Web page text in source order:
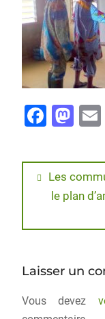
F
c
e
b
o
k
M
st
o
d
o
Les
le plan
Laisser un
Vous devez